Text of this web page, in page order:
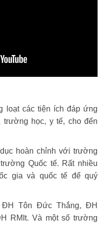
loạt các tiện ích đáp ứng
học, y tế, cho đến
hoàn chỉnh với trường
Quốc tế. Rất nhiều
gia và quốc tế để quý
Tôn Đức Thắng, ĐH
RMIt. Và một số trường